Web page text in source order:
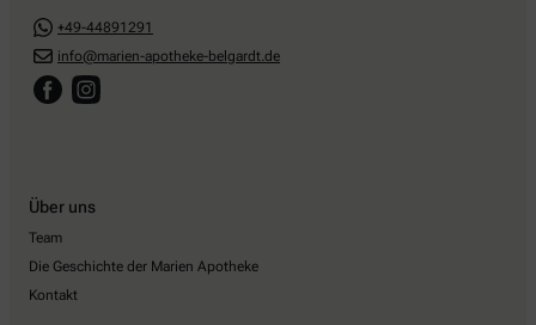
+49-44891291
info@marien-apotheke-belgardt.de
Über uns
Team
Die Geschichte der Marien Apotheke
Kontakt